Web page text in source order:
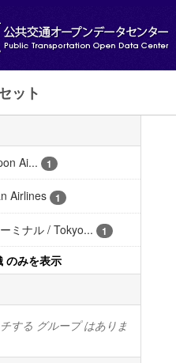
ット
Ai...
1
Airlines 1
ミナル / Tokyo... 1
のみを表示
する グループ はありま